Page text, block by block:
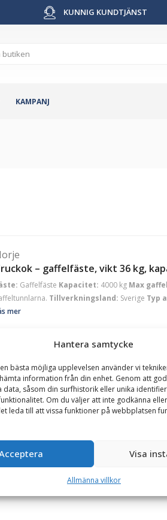
Hantera samtycke
bästa möjliga upplevelsen använder vi
information från din enhet. Genom att
data, såsom din surfhistorik eller unika
Om du väljer att inte godkänna
leda till att vissa funktioner på webbplatsen
Visa
Allmänna villkor
KUNNIG KUNDTJÄNST
KAMPANJ
– gaffelfäste, vikt 36 kg,
Gaffelfäste Kapacitet: 4000 kg Max
Tillverkningsland: Sverige Typ
mer
Gaffelfäste Kapacitet:5000 kgMax
Tillverkningsland:SverigeTyp
mer